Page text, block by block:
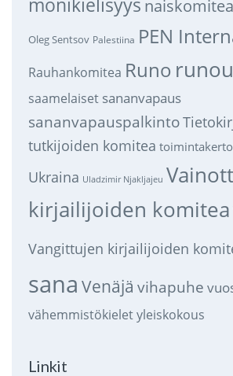
naiskomitea
Oleg Sentsov Palestiina PEN
Rauhankomitea Runo
saamelaiset sananvapaus
sananvapauspalkinto
tutkijoiden komitea
Ukraina Uladzimir Njakljajeu
kirjailijoiden komitea
Vangittujen kirjailijoiden
sana Venäjä vihapuhe
vähemmistökieletyleiskokous
Linkit